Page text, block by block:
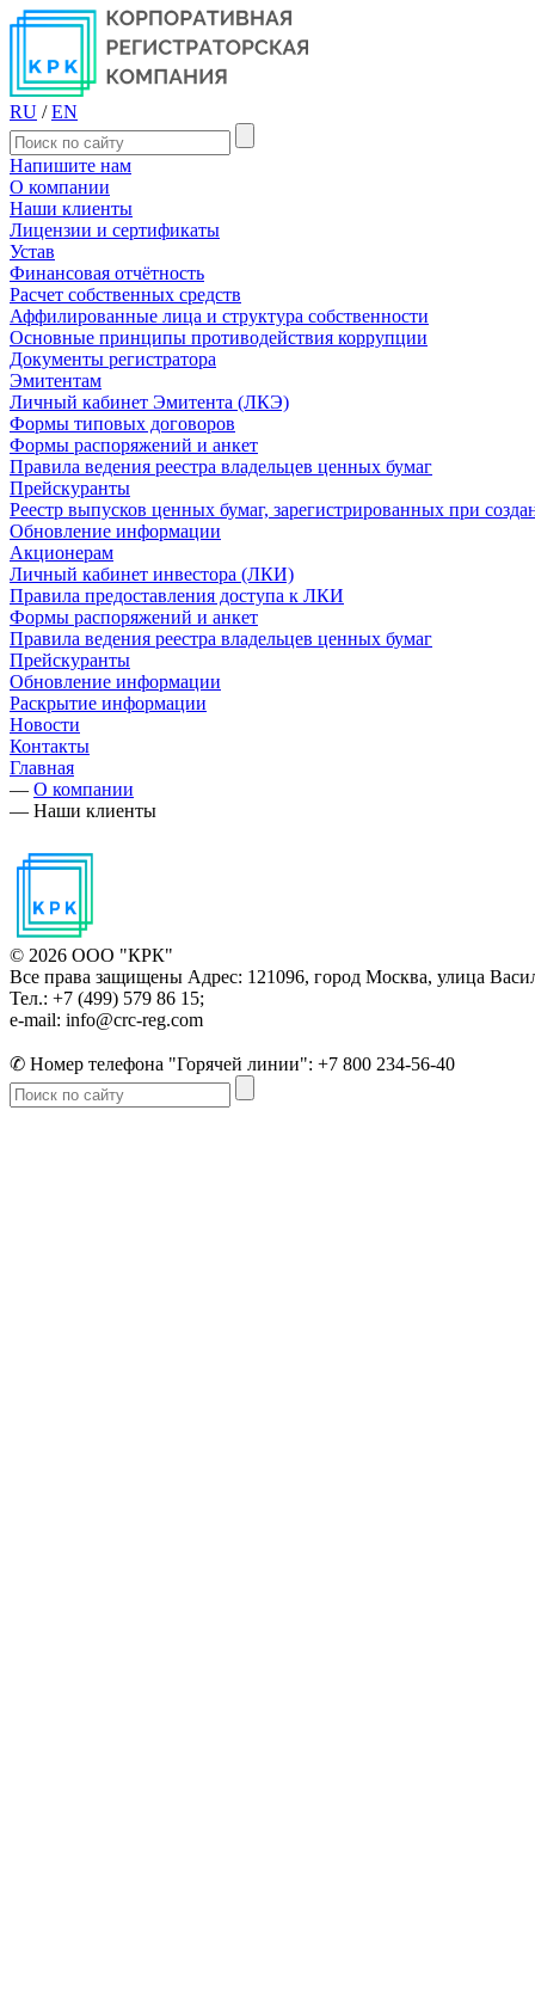
RU / EN
Напишите нам
О компании
Наши клиенты
Лицензии и сертификаты
Устав
Финансовая отчётность
Расчет собственных средств
Аффилированные лица и структура собственности
Основные принципы противодействия коррупции
Документы регистратора
Эмитентам
Личный кабинет Эмитента (ЛКЭ)
Формы типовых договоров
Формы распоряжений и анкет
Правила ведения реестра владельцев ценных бумаг
Прейскуранты
Реестр выпусков ценных бумаг, зарегистрированных при
Обновление информации
Акционерам
Личный кабинет инвестора (ЛКИ)
Правила предоставления доступа к ЛКИ
Формы распоряжений и анкет
Правила ведения реестра владельцев ценных бумаг
Прейскуранты
Обновление информации
Раскрытие информации
Новости
Контакты
Главная
— О компании
— Наши клиенты
© 2026 ООО "КРК"
Все права защищены Адрес: 121096, город Москва, улица
Тел.: +7 (499) 579 86 15;
e-mail: info@crc-reg.com
✆ Номер телефона "Горячей линии": +7 800 234-56-40